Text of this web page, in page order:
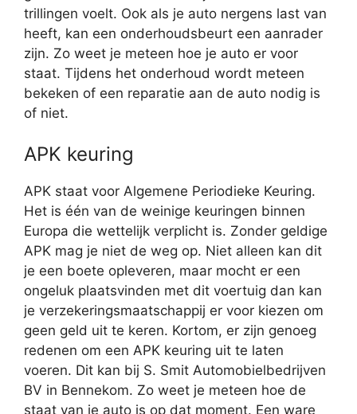
trillingen voelt. Ook als je auto nergens last van
heeft, kan een onderhoudsbeurt een aanrader
zijn. Zo weet je meteen hoe je auto er voor
staat. Tijdens het onderhoud wordt meteen
bekeken of een reparatie aan de auto nodig is
of niet.
APK keuring
APK staat voor Algemene Periodieke Keuring.
Het is één van de weinige keuringen binnen
Europa die wettelijk verplicht is. Zonder geldige
APK mag je niet de weg op. Niet alleen kan dit
je een boete opleveren, maar mocht er een
ongeluk plaatsvinden met dit voertuig dan kan
je verzekeringsmaatschappij er voor kiezen om
geen geld uit te keren. Kortom, er zijn genoeg
redenen om een APK keuring uit te laten
voeren. Dit kan bij S. Smit Automobielbedrijven
BV in Bennekom. Zo weet je meteen hoe de
staat van je auto is op dat moment. Een ware